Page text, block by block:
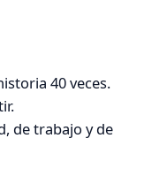
40 veces.
de trabajo y de